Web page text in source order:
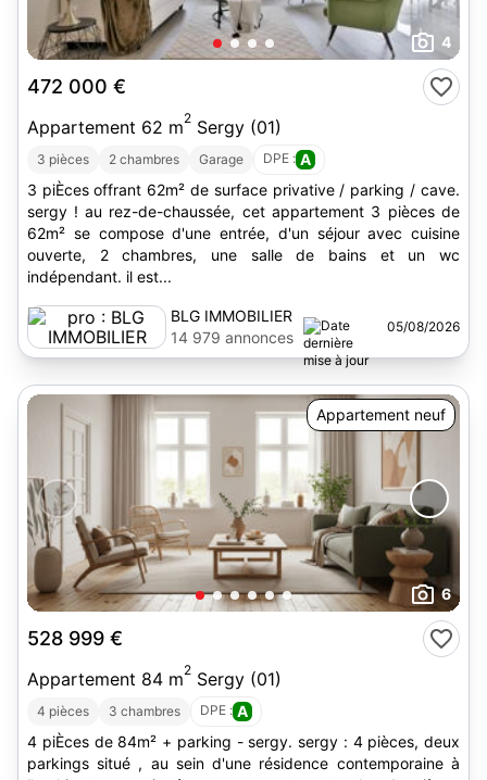
4
472 000 €
Appartement 62 m2 Sergy (01)
3 pièces 2 chambres Garage DPE : A
3 piÈces offrant 62m² de surface privative / parking / cave.
sergy ! au rez-de-chaussée, cet appartement 3 pièces de
62m² se compose d'une entrée, d'un séjour avec cuisine
ouverte, 2 chambres, une salle de bains et un wc
indépendant. il est...
BLG IMMOBILIER
14 979 annonces
05/08/2026
Appartement neuf
6
528 999 €
Appartement 84 m2 Sergy (01)
4 pièces 3 chambres DPE : A
4 piÈces de 84m² + parking - sergy. sergy : 4 pièces, deux
parkings situé , au sein d'une résidence contemporaine à